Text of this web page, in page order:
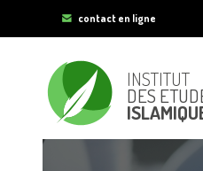
contact en ligne
INSTITUT
DES